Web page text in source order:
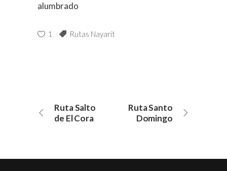
alumbrado
1 Rutas Nayarit
Ruta Salto
de El Cora
Ruta Santo
Domingo